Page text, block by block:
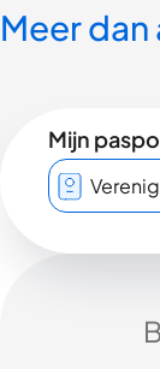
Meer dan
Mijn